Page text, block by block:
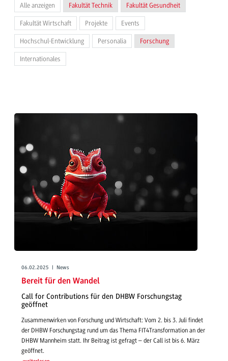
Alle anzeigen Fakultät Technik Fakultät Gesundheit
Fakultät Wirtschaft Projekte Events
Hochschul-Entwicklung Personalia Forschung
Internationales
06.02.2025 | News
Bereit für den Wandel
Call for Contributions für den DHBW Forschungstag
geöffnet
Zusammenwirken von Forschung und Wirtschaft: Vom 2. bis 3. Juli findet
der DHBW Forschungstag rund um das Thema FIT4Transformation an der
DHBW Mannheim statt. Ihr Beitrag ist gefragt – der Call ist bis 6. März
geöffnet.